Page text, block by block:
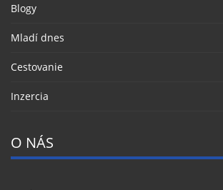
Blogy
Mladí dnes
Cestovanie
Inzercia
O NÁS